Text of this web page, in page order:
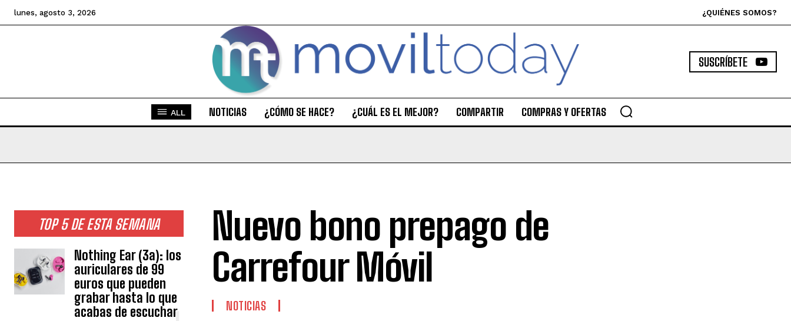
lunes, agosto 3, 2026 ¿QUIÉNES SOMOS?
SUSCRÍBETE
ALL NOTICIAS ¿CÓMO SE HACE? ¿CUÁL ES EL MEJOR? COMPARTIR COMPRAS Y OFERTAS
TOP 5 DE ESTA SEMANA
Nothing Ear (3a): los
auriculares de 99
euros que pueden
grabar hasta lo que
acabas de escuchar
Nuevo bono prepago de
Carrefour Móvil
NOTICIAS